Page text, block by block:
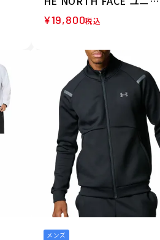
ックス フィールドユーテ
ィリティベスト ベスト N
¥19,800税込
メンズ